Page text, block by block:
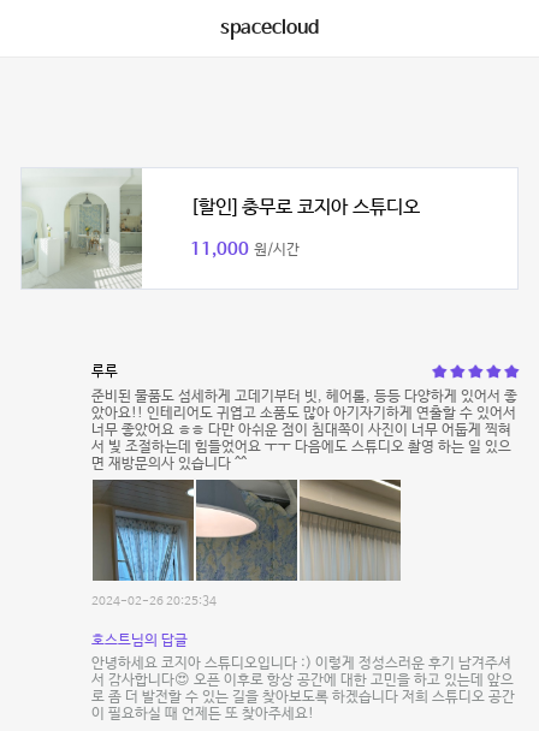
spacecloud
[할인] 충무로 코지아 스튜디오
11,000 원/시간
루루
준비된 물품도 섬세하게 고데기부터 빗, 헤어롤, 등등 다양하게 있어서 좋
았아요!! 인테리어도 귀엽고 소품도 많아 아기자기하게 연출할 수 있어서
너무 좋았어요 ㅎㅎ 다만 아쉬운 점이 침대쪽이 사진이 너무 어둡게 찍혀
서 빛 조절하는데 힘들었어요 ㅜㅜ 다음에도 스튜디오 촬영 하는 일 있으
면 재방문의사 있습니다 ^^
2024-02-26 20:25:34
호스트님의 답글
안녕하세요 코지아 스튜디오입니다 :) 이렇게 정성스러운 후기 남겨주셔
서 감사합니다😍 오픈 이후로 항상 공간에 대한 고민을 하고 있는데 앞으
로 좀 더 발전할 수 있는 길을 찾아보도록 하겠습니다 저희 스튜디오 공간
이 필요하실 때 언제든 또 찾아주세요!